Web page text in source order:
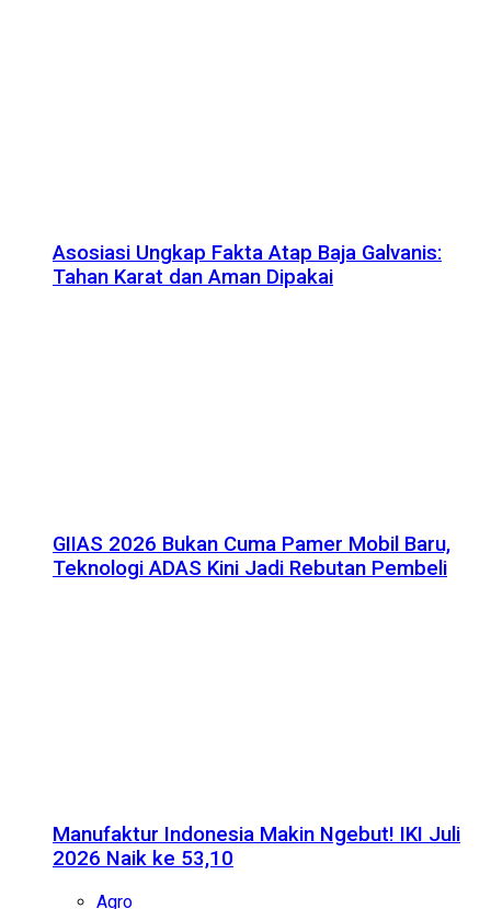
Asosiasi Ungkap Fakta Atap Baja Galvanis:
Tahan Karat dan Aman Dipakai
GIIAS 2026 Bukan Cuma Pamer Mobil Baru,
Teknologi ADAS Kini Jadi Rebutan Pembeli
Manufaktur Indonesia Makin Ngebut! IKI Juli
2026 Naik ke 53,10
Agro